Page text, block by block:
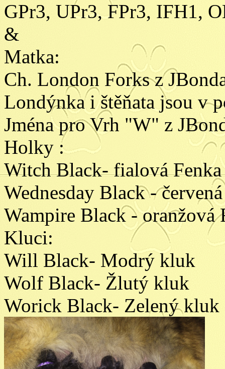
GPr3, UPr3, FPr3, IFH1,
&
Matka:
Ch. London Forks z
Londýnka i štěňata jsou v
Jména pro Vrh "W" z
Holky :
Witch Black- fialová Fenka
Wednesday Black -
Wampire Black - oranžová
Kluci:
Will Black- Modrý kluk
Wolf Black- Žlutý kluk
Worick Black- Zelený kluk